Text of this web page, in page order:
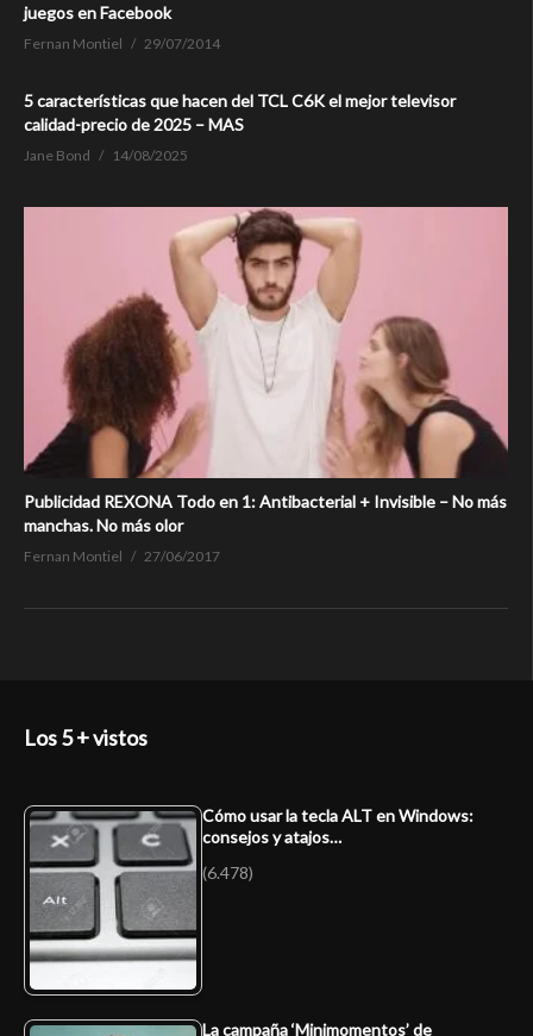
juegos en Facebook
Fernan Montiel 29/07/2014
5 características que hacen del TCL C6K el mejor televisor
calidad-precio de 2025 – MAS
Jane Bond 14/08/2025
Publicidad REXONA Todo en 1: Antibacterial + Invisible – No más
manchas. No más olor
Fernan Montiel 27/06/2017
Los 5 + vistos
Cómo usar la tecla ALT en Windows:
consejos y atajos…
(6.478)
La campaña ‘Minimomentos’ de